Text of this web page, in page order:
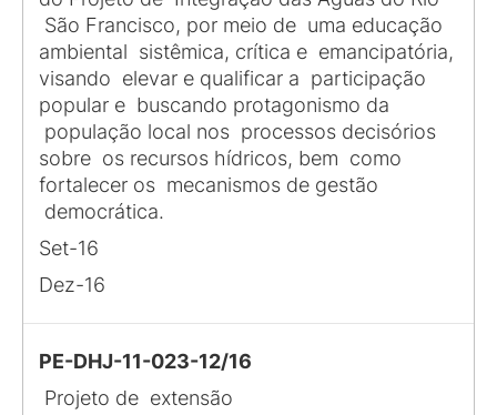
São Francisco, por meio de uma educação
ambiental sistêmica, crítica e emancipatória,
visando elevar e qualificar a participação
popular e buscando protagonismo da
população local nos processos decisórios
sobre os recursos hídricos, bem como
fortalecer os mecanismos de gestão
democrática.
Set-16
Dez-16
PE-DHJ-11-023-12/16
Projeto de extensão